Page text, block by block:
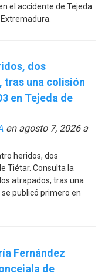
el accidente de Tejeda
dos
tras una colisión
en Tejeda de
en agosto 7, 2026 a
heridos, dos
Tiétar. Consulta la
atrapados, tras una
publicó primero en
Fernández
de